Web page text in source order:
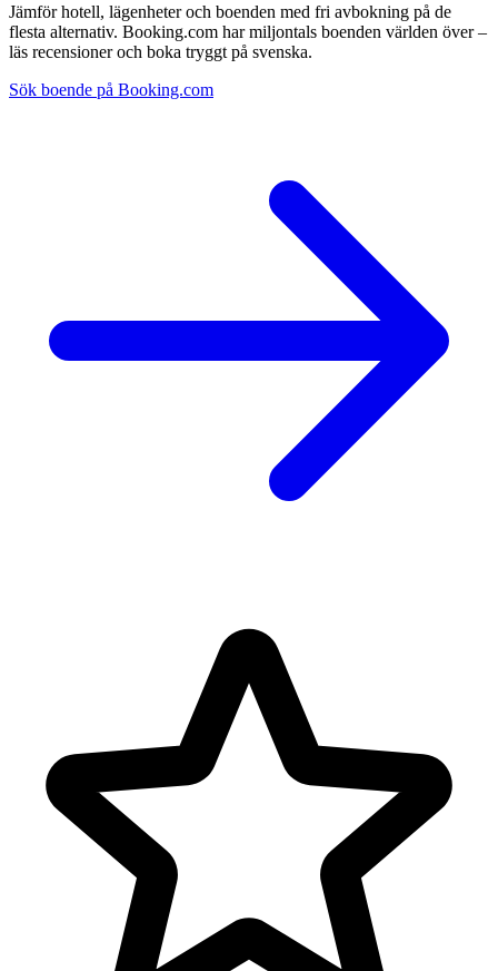
Jämför hotell, lägenheter och boenden med fri avbokning på de
flesta alternativ. Booking.com har miljontals boenden världen över –
läs recensioner och boka tryggt på svenska.
Sök boende på Booking.com